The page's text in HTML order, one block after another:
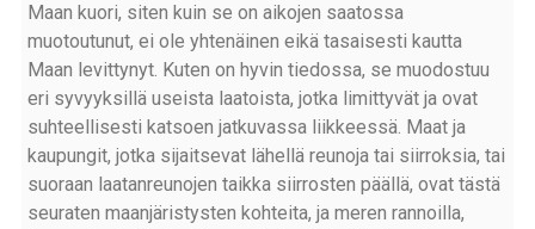
Maan kuori, siten kuin se on aikojen saatossa
muotoutunut, ei ole yhtenäinen eikä tasaisesti kautta
Maan levittynyt. Kuten on hyvin tiedossa, se muodostuu
eri syvyyksillä useista laatoista, jotka limittyvät ja ovat
suhteellisesti katsoen jatkuvassa liikkeessä. Maat ja
kaupungit, jotka sijaitsevat lähellä reunoja tai siirroksia, tai
suoraan laatanreunojen taikka siirrosten päällä, ovat tästä
seuraten maanjäristysten kohteita, ja meren rannoilla,